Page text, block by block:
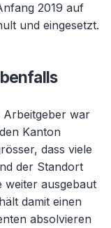
2019 auf
und eingesetzt.
Arbeitgeber war
Kanton
dass viele
der Standort
weiter ausgebaut
damit einen
absolvieren